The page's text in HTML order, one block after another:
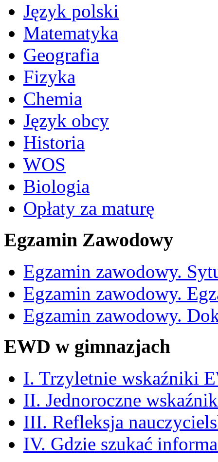
Język polski
Matematyka
Geografia
Fizyka
Chemia
Język obcy
Historia
WOS
Biologia
Opłaty za maturę
Egzamin Zawodowy
Egzamin zawodowy.
Egzamin zawodowy.
Egzamin zawodowy.
EWD w gimnazjach
I. Trzyletnie wskaźniki
II. Jednoroczne
III. Refleksja
IV. Gdzie szukać